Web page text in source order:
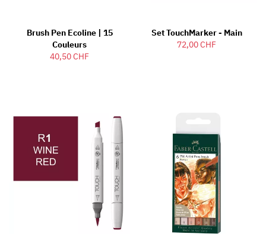
Brush Pen Ecoline | 15
Couleurs
40,50 CHF
Set TouchMarker - Main
72,00 CHF